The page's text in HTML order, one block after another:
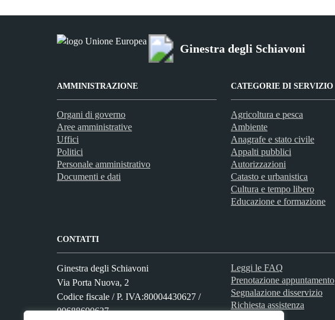
Ginestra degli Schiavoni
AMMINISTRAZIONE
Organi di governo
Aree amministrative
Uffici
Politici
Personale amministrativo
Documenti e dati
CATEGORIE DI SERVIZIO
Agricoltura e pesca
Ambiente
Anagrafe e stato civile
Appalti pubblici
Autorizzazioni
Catasto e urbanistica
Cultura e tempo libero
Educazione e formazione
CONTATTI
Ginestra degli Schiavoni
Via Porta Nuova, 2
Codice fiscale / P. IVA:80004430627 /
00688690627
Leggi le FAQ
Prenotazione appuntamento
Segnalazione disservizio
Richiesta assistenza